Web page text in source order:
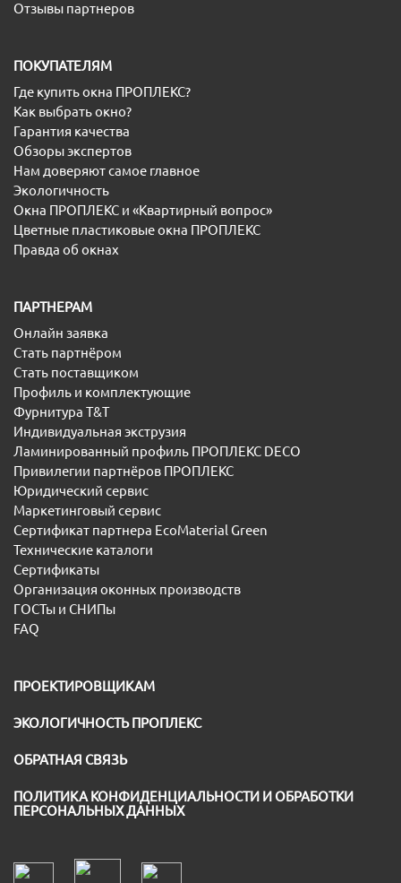
Отзывы партнеров
ПОКУПАТЕЛЯМ
Где купить окна ПРОПЛЕКС?
Как выбрать окно?
Гарантия качества
Обзоры экспертов
Нам доверяют самое главное
Экологичность
Окна ПРОПЛЕКС и «Квартирный вопрос»
Цветные пластиковые окна ПРОПЛЕКС
Правда об окнах
ПАРТНЕРАМ
Онлайн заявка
Стать партнёром
Стать поставщиком
Профиль и комплектующие
Фурнитура T&T
Индивидуальная экструзия
Ламинированный профиль ПРОПЛЕКС DECO
Привилегии партнёров ПРОПЛЕКС
Юридический сервис
Маркетинговый сервис
Сертификат партнера EcoMaterial Green
Технические каталоги
Сертификаты
Организация оконных производств
ГОСТы и СНИПы
FAQ
ПРОЕКТИРОВЩИКАМ
ЭКОЛОГИЧНОСТЬ ПРОПЛЕКС
ОБРАТНАЯ СВЯЗЬ
ПОЛИТИКА КОНФИДЕНЦИАЛЬНОСТИ И ОБРАБОТКИ
ПЕРСОНАЛЬНЫХ ДАННЫХ